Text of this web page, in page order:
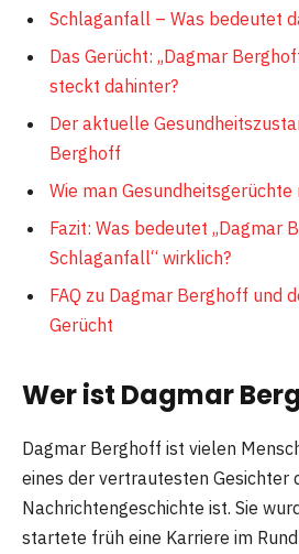
Schlaganfall – Was bedeutet
Das Gerücht: „Dagmar
steckt dahinter?
Der aktuelle
Berghoff
Wie man
Fazit: Was bedeutet „Dagmar
Schlaganfall“ wirklich?
FAQ zu Dagmar Berghoff und
Gerücht
Wer ist Dagmar
Dagmar Berghoff ist vielen
eines der vertrautesten Gesichter
Nachrichtengeschichte ist. Sie
startete früh eine Karriere im